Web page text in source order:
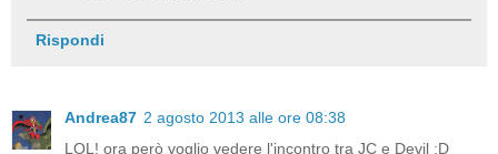
Rispondi
Andrea87 2 agosto 2013 alle ore 08:38
LOL! ora però voglio vedere l'incontro tra JC e Devil :D